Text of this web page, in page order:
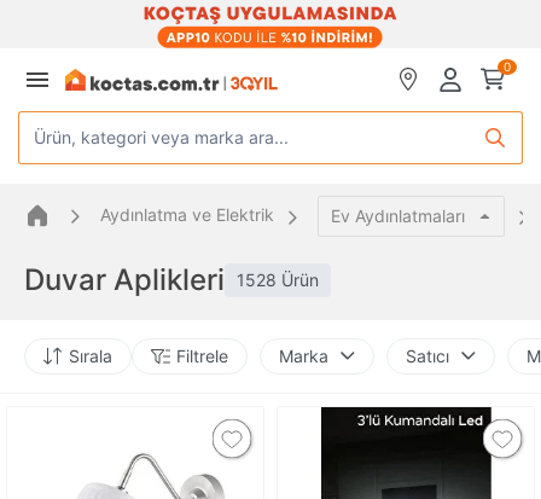
0
Ürün, kategori veya marka ara...
Aydınlatma ve Elektrik Ev Aydınlatmaları
Duvar Aplikleri 1528 Ürün
Sırala Filtrele Marka Satıcı